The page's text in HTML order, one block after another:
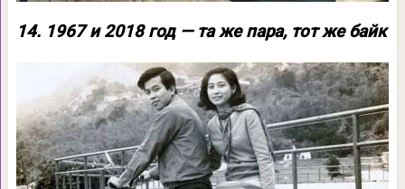
14. 1967 и 2018 год — та же пара, тот же байк